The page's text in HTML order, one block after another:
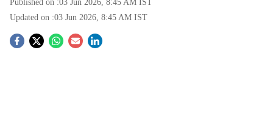
Published on :03 Jun 2026, 8:45 AM IST
Updated on :03 Jun 2026, 8:45 AM IST
S